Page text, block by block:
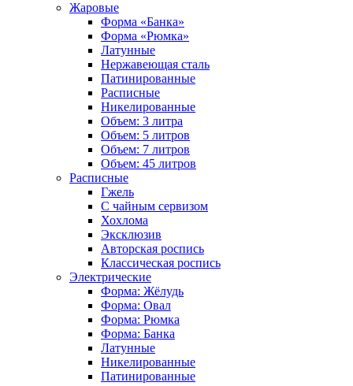
Жаровые
Форма «Банка»
Форма «Рюмка»
Латунные
Нержавеющая сталь
Патинированные
Расписные
Никелированные
Объем: 3 литра
Объем: 5 литров
Объем: 7 литров
Объем: 45 литров
Расписные
Гжель
С чайным сервизом
Хохлома
Эксклюзив
Авторская роспись
Классическая роспись
Электрические
Форма: Жёлудь
Форма: Овал
Форма: Рюмка
Форма: Банка
Латунные
Никелированные
Патинированные